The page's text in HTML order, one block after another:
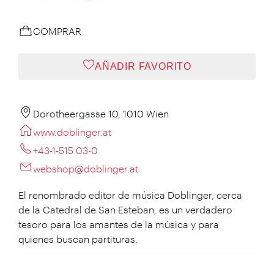
COMPRAR
AÑADIR FAVORITO
Dorotheergasse 10, 1010 Wien
www.doblinger.at
+43-1-515 03-0
webshop@doblinger.at
El renombrado editor de música Doblinger, cerca
de la Catedral de San Esteban, es un verdadero
tesoro para los amantes de la música y para
quienes buscan partituras.